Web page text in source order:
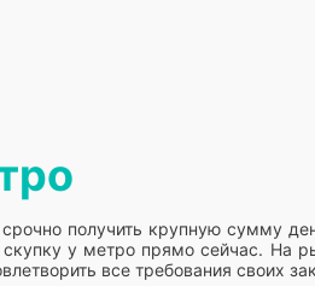
получить крупную сумму
у метро прямо сейчас. На
все требования своих